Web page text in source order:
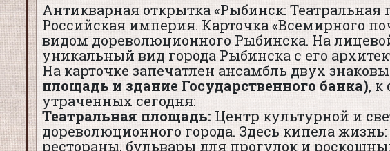
Антикварная открытка «Рыбинск: Театральная
Российская империя. Карточка «Всемирного
видом дореволюционного Рыбинска. На
уникальный вид города Рыбинска с его
На карточке запечатлен ансамбль двух
площадь и здание Государственного банка), к
утраченных сегодня:
Театральная площадь: Центр культурной и
дореволюционного города. Здесь кипела
рестораны, бульвары для прогулок и